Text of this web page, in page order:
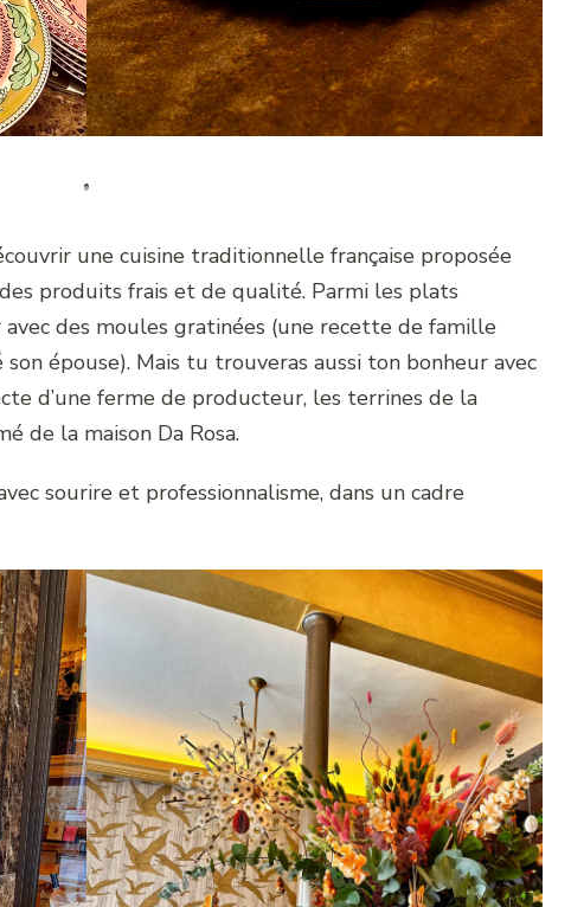
une cuisine traditionnelle française proposée
produits frais et de qualité. Parmi les plats
des moules gratinées (une recette de famille
épouse). Mais tu trouveras aussi ton bonheur avec
d’une ferme de producteur, les terrines de la
de la maison Da Rosa.
sourire et professionnalisme, dans un cadre